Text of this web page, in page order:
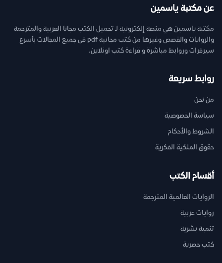
عن مكتبة ياسمين
مكتبة ياسمين هي منصة إلكترونية لـ تحميل الكتب مجانا العربية والمترجمة
والروايات والقصص وغيرها من كتب مجانية pdf فى جميع المجالات بأسرع
سيرفرات وروابط مباشرة و قراءة كتب اونلاين.
روابط سريعة
من نحن
سياسة الخصوصية
الشروط والأحكام
حقوق الملكية الفكرية
أقسام الكتب
الروايات العالمية المترجمة
روايات عربية
تنمية بشرية
كتب حصرية